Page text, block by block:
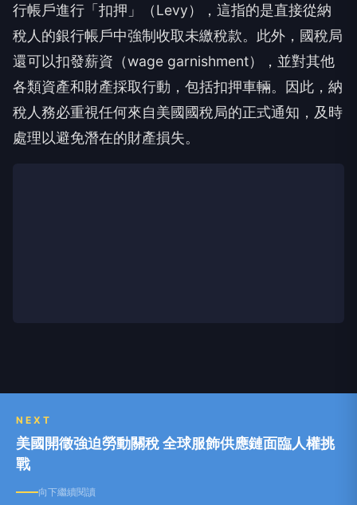
行帳戶進行「扣押」（Levy），這指的是直接從納
稅人的銀行帳戶中強制收取未繳稅款。此外，國稅局
還可以扣發薪資（wage garnishment），並對其他
各類資產和財產採取行動，包括扣押車輛。因此，納
稅人務必重視任何來自美國國稅局的正式通知，及時
處理以避免潛在的財產損失。
NEXT
美國開徵強迫勞動關稅 全球服飾供應鏈面臨人權挑
戰
向下繼續閱讀